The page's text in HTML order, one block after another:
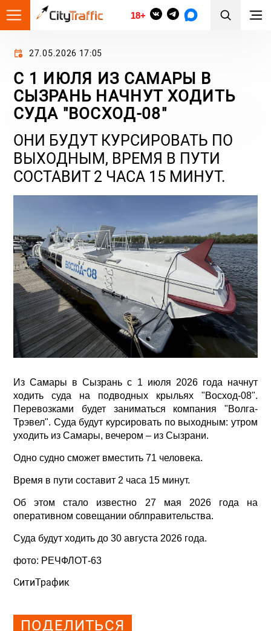
18+
27.05.2026 17:05
С 1 ИЮЛЯ ИЗ САМАРЫ В
СЫЗРАНЬ НАЧНУТ ХОДИТЬ
СУДА "ВОСХОД-08"
ОНИ БУДУТ КУРСИРОВАТЬ ПО
ВЫХОДНЫМ, ВРЕМЯ В ПУТИ
СОСТАВИТ 2 ЧАСА 15 МИНУТ.
Из Самары в Сызрань с 1 июля 2026 года начнут
ходить суда на подводных крыльях "Восход-08".
Перевозками будет заниматься компания "Волга-
Трэвел". Суда будут курсировать по выходным: утром
уходить из Самары, вечером – из Сызрани.
Одно судно сможет вместить 71 человека.
Время в пути составит 2 часа 15 минут.
Об этом стало известно 27 мая 2026 года на
оперативном совещании облправительства.
Суда будут ходить до 30 августа 2026 года.
фото: РЕЧФЛОТ-63
СитиТрафик
ПОДЕЛИТЬСЯ